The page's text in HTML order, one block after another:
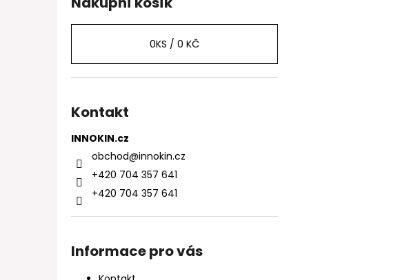
0KS / 0 KČ
Kontakt
INNOKIN.cz
obchod@innokin.cz
+420 704 357 641
+420 704 357 641
Informace pro vás